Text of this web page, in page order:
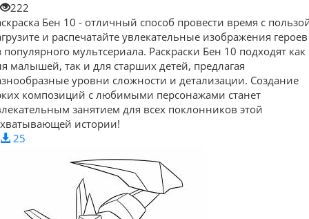
222
Бен 10 - отличный способ провести время с
и распечатайте увлекательные изображения героев
популярного мультсериала. Раскраски Бен 10 подходят как
малышей, так и для старших детей, предлагая
уровни сложности и детализации. Создание
композиций с любимыми персонажами станет
занятием для всех поклонников этой
истории!
25